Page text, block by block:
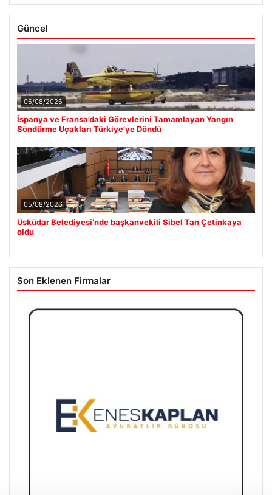
Güncel
06/08/2026
İspanya ve Fransa’daki Görevlerini Tamamlayan Yangın
Söndürme Uçakları Türkiye’ye Döndü
05/08/2026
Üsküdar Belediyesi’nde başkanvekili Sibel Tan Çetinkaya
oldu
Son Eklenen Firmalar